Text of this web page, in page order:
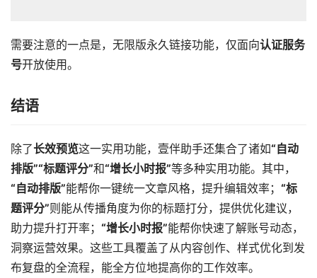
需要注意的一点是，无限版永久链接功能，仅面向认证服务
号开放使用。
结语
除了长效预览这一实用功能，壹伴助手还集合了诸如“自动
排版”“标题评分”和“增长小时报”等多种实用功能。其中，
“自动排版”能帮你一键统一文章风格，提升编辑效率； “标
题评分”则能从传播角度为你的标题打分，提供优化建议，
助力提升打开率； “增长小时报”能帮你快速了解账号动态，
洞察运营效果。这些工具覆盖了从内容创作、样式优化到发
布复盘的全流程，能全方位地提高你的工作效率。